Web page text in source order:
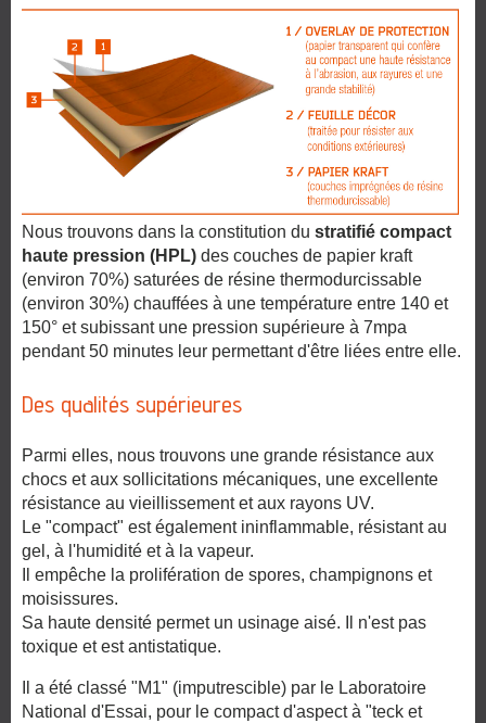
Nous trouvons dans la constitution du stratifié compact
haute pression (HPL) des couches de papier kraft
(environ 70%) saturées de résine thermodurcissable
(environ 30%) chauffées à une température entre 140 et
150° et subissant une pression supérieure à 7mpa
pendant 50 minutes leur permettant d'être liées entre elle.
Des qualités supérieures
Parmi elles, nous trouvons une grande résistance aux
chocs et aux sollicitations mécaniques, une excellente
résistance au vieillissement et aux rayons UV.
Le "compact" est également ininflammable, résistant au
gel, à l'humidité et à la vapeur.
Il empêche la prolifération de spores, champignons et
moisissures.
Sa haute densité permet un usinage aisé. Il n'est pas
toxique et est antistatique.
Il a été classé "M1" (imputrescible) par le Laboratoire
National d'Essai, pour le compact d'aspect à "teck et